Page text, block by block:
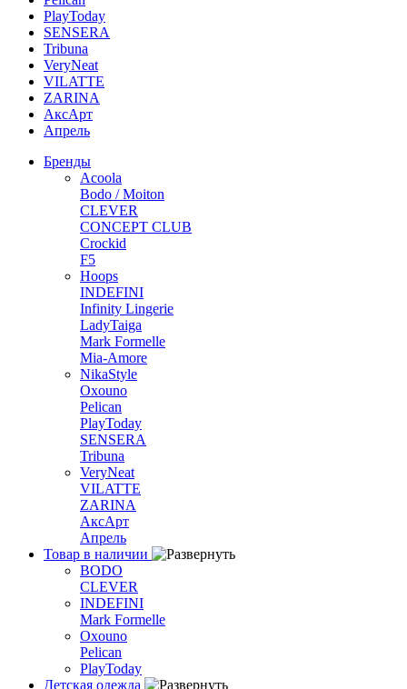
PlayToday
SENSERA
Tribuna
VeryNeat
VILATTE
ZARINA
АксАрт
Апрель
Бренды
Acoola
Bodo / Moiton
CLEVER
CONCEPT CLUB
Crockid
F5
Hoops
INDEFINI
Infinity Lingerie
LadyTaiga
Mark Formelle
Mia-Amore
NikaStyle
Oxouno
Pelican
PlayToday
SENSERA
Tribuna
VeryNeat
VILATTE
ZARINA
АксАрт
Апрель
Товар в наличии
BODO
CLEVER
INDEFINI
Mark Formelle
Oxouno
Pelican
PlayToday
Детская одежда